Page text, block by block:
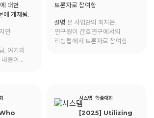
대한
에 게재됨.
연
, 여기의
용이
토론자로 참여함.
설명 본 사업단의 최지은
연구원이 간호연구에서의
리빙랩에서 토론자로 참여함.
시스템 학술대회
[2025] Utilizing